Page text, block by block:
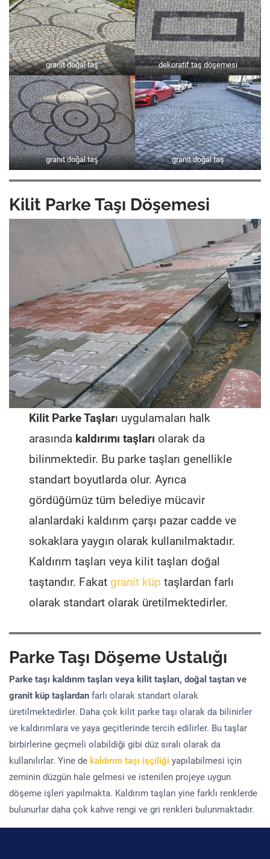
granit doğal taş dekoratif taş döşemesi
granit doğal taş granit doğal taş
Kilit Parke Taşı Döşemesi
Kilit Parke Taşları uygulamaları halk
arasında kaldırımı taşları olarak da
bilinmektedir. Bu parke taşları genellikle
standart boyutlarda olur. Ayrıca
gördüğümüz tüm belediye mücavir
alanlardaki kaldırım çarşı pazar cadde ve
sokaklara yaygın olarak kullanılmaktadır.
Kaldırım taşları veya kilit taşları doğal
taştandır. Fakat granit küp taşlardan farlı
olarak standart olarak üretilmektedirler.
Parke Taşı Döşeme Ustalığı
Parke taşı kaldırım taşları veya kilit taşları, doğal taştan ve
granit küp taşlardan farlı olarak standart olarak
üretilmektedirler. Daha çok kilit parke taşı olarak da bilinirler
ve kaldırımlara ve yaya geçitlerinde tercih edilirler. Bu taşlar
birbirlerine geçmeli olabildiği gibi düz sıralı olarak da
kullanılırlar. Yine de kaldırım taşı işçiliği yapılabilmesi için
zeminin düzgün hale gelmesi ve istenilen projeye uygun
döşeme işleri yapılmakta. Kaldırım taşları yine farklı renklerde
bulunurlar daha çok kahve rengi ve gri renkleri bulunmaktadır.